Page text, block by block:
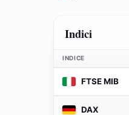
Indici
INDICE
FTSE MIB
DAX